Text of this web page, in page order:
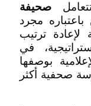
صحيفة
باعتباره مجرد
ترتيب
في
بوصفها
صحفية أكثر